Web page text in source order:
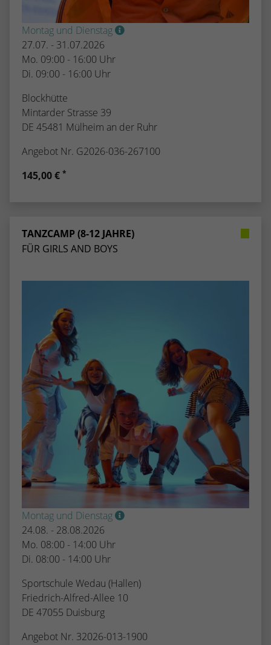
Montag und Dienstag
27.07. - 31.07.2026
Mo. 09:00 - 16:00 Uhr
Di. 09:00 - 16:00 Uhr
Blockhütte
Mintarder Strasse 39
DE 45481 Mülheim an der Ruhr
Angebot Nr. G2026-036-267100
145,00 € *
TANZCAMP (8-12 JAHRE)
FÜR GIRLS AND BOYS
Montag und Dienstag
24.08. - 28.08.2026
Mo. 08:00 - 14:00 Uhr
Di. 08:00 - 14:00 Uhr
Sportschule Wedau (Hallen)
Friedrich-Alfred-Allee 10
DE 47055 Duisburg
Angebot Nr. 32026-013-1900
kann der eingeloggte Benutzer
wiedererkannt werden und es wird ihm
Zugang zu geschützten Bereichen gewährt.
speichern Informationen anonym und
weisen eine randoly generierte Nummer
zu, um eindeutige Besucher zu
identifizieren.
Name
Anbieter Google Analytics
Zweck
darüber, wie es der Website geht. Die
erhobenen Daten umfassen die Anzahl der
Anbieter
Laufzeit 1 Minute
Zweck
Dieser Cookie identifiziert die Besucher
nach Alter, Geschlecht oder Interessen
und nutzt dazu den DoubleClick des
Google Tag Manager, um die gezielte
Anzeigenplatzierung zu vereinfachen.